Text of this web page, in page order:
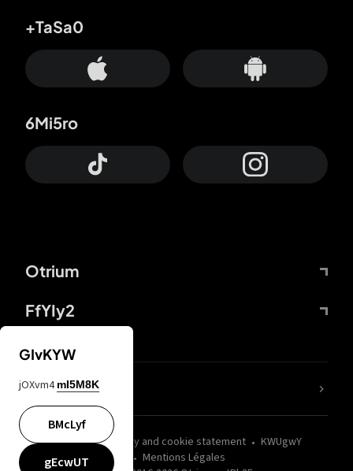
Otrium
FfYIy2
+TaSa0
6Mi5ro
wZQPfd Privacy and cookie statement
KWUgwY
Mentions Légales
nLC6tu
GIvKYW
jOXvm4 mI5M8K
BMcLyf
gEcwUT